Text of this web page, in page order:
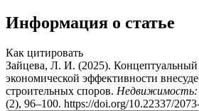
Информация о статье
Как цитировать
Зайцева, Л. И. (2025). Концептуальный
экономической эффективности
строительных споров. Недвижимость:
(2), 96–100. https://doi.org/10.22337/